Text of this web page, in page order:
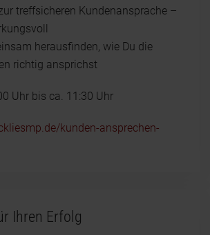
treffsicheren Kundenansprache –
herausfinden, wie Du die
richtig ansprichst
Uhr bis ca. 11:30 Uhr
kunden-ansprechen-
Ihren Erfolg